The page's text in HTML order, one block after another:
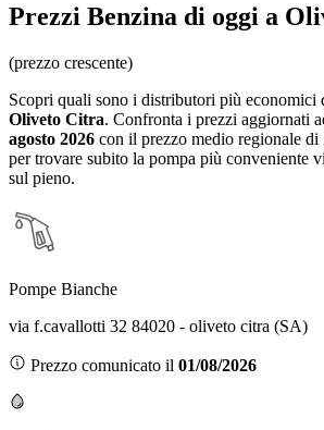
Prezzi Benzina di oggi a
(prezzo crescente)
Scopri quali sono i distributori più economici
Oliveto Citra. Confronta i prezzi aggiornati
agosto 2026 con il prezzo medio regionale di
per trovare subito la pompa più conveniente
sul pieno.
Pompe Bianche
via f.cavallotti 32 84020 - oliveto citra (SA)
Prezzo comunicato il 01/08/2026